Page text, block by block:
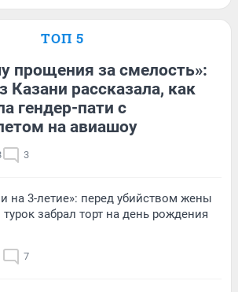
ТОП 5
прощения за смелость»:
Казани рассказала, как
гендер-пати с
на авиашоу
3
на 3-летие»: перед убийством жены
забрал торт на день рождения
7